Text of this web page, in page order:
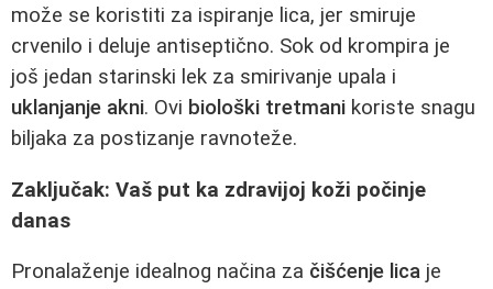
može se koristiti za ispiranje lica, jer smiruje
crvenilo i deluje antiseptično. Sok od krompira je
još jedan starinski lek za smirivanje upala i
uklanjanje akni. Ovi biološki tretmani koriste snagu
biljaka za postizanje ravnoteže.
Zaključak: Vaš put ka zdravijoj koži počinje
danas
Pronalaženje idealnog načina za čišćenje lica je